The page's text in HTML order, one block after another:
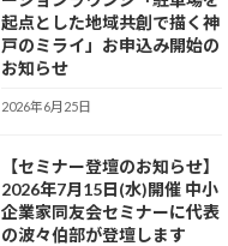
起点とした地域共創で描く神
戸のミライ」お申込み開始の
お知らせ
2026年6月25日
【セミナー登壇のお知らせ】
2026年7月15日(水)開催 中小
企業家同友会セミナーに代表
の波々伯部が登壇します